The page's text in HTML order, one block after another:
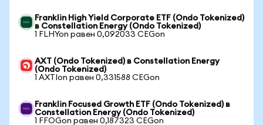
Franklin High Yield Corporate ETF (Ondo Tokenized)
в Constellation Energy (Ondo Tokenized)
1 FLHYon равен 0,092033 CEGon
AXT (Ondo Tokenized) в Constellation Energy
(Ondo Tokenized)
1 AXTIon равен 0,331588 CEGon
Franklin Focused Growth ETF (Ondo Tokenized) в
Constellation Energy (Ondo Tokenized)
1 FFOGon равен 0,187323 CEGon